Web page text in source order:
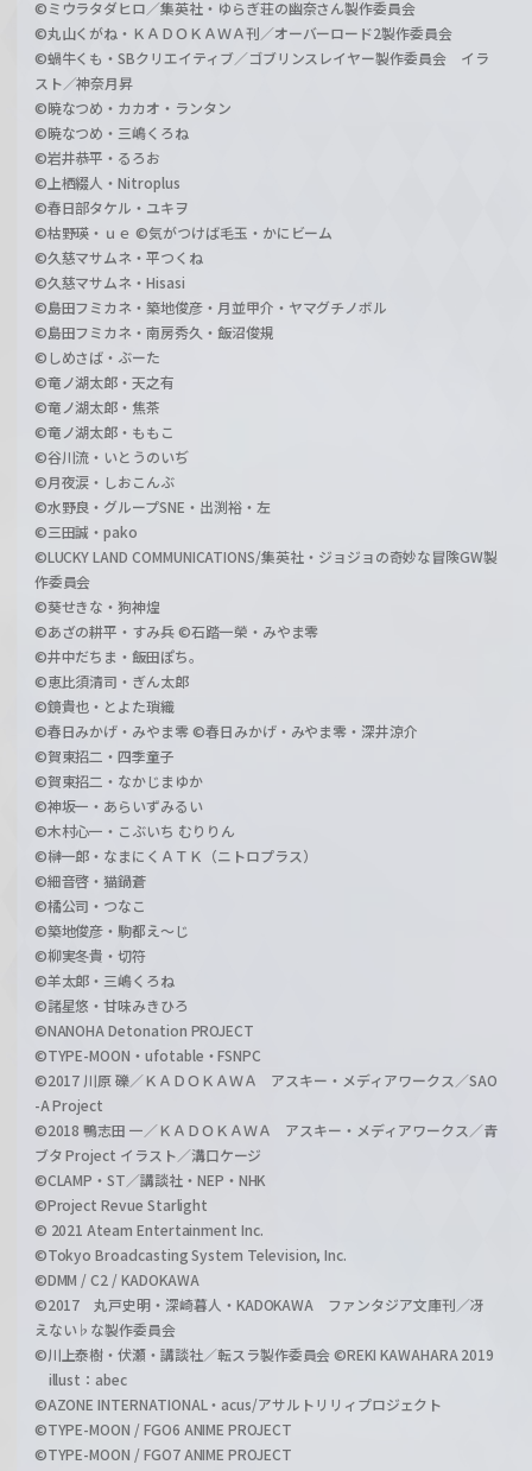
©ミウラタダヒロ／集英社・ゆらぎ荘の幽奈さん製作委員会
©丸山くがね・ＫＡＤＯＫＡＷＡ刊／オーバーロード2製作委員会
©蝸牛くも・SBクリエイティブ／ゴブリンスレイヤー製作委員会 イラ
スト／神奈月昇
©暁なつめ・カカオ・ランタン
©暁なつめ・三嶋くろね
©岩井恭平・るろお
©上栖綴人・Nitroplus
©春日部タケル・ユキヲ
©枯野瑛・ｕｅ ©気がつけば毛玉・かにビーム
©久慈マサムネ・平つくね
©久慈マサムネ・Hisasi
©島田フミカネ・築地俊彦・月並甲介・ヤマグチノボル
©島田フミカネ・南房秀久・飯沼俊規
©しめさば・ぶーた
©竜ノ湖太郎・天之有
©竜ノ湖太郎・焦茶
©竜ノ湖太郎・ももこ
©谷川流・いとうのいぢ
©月夜涙・しおこんぶ
©水野良・グループSNE・出渕裕・左
©三田誠・pako
©LUCKY LAND COMMUNICATIONS/集英社・ジョジョの奇妙な冒険GW製
作委員会
©葵せきな・狗神煌
©あざの耕平・すみ兵 ©石踏一榮・みやま零
©井中だちま・飯田ぽち。
©恵比須清司・ぎん太郎
©鏡貴也・とよた瑣織
©春日みかげ・みやま零 ©春日みかげ・みやま零・深井涼介
©賀東招二・四季童子
©賀東招二・なかじまゆか
©神坂一・あらいずみるい
©木村心一・こぶいち むりりん
©榊一郎・なまにくＡＴＫ（ニトロプラス）
©細音啓・猫鍋蒼
©橘公司・つなこ
©築地俊彦・駒都え～じ
©柳実冬貴・切符
©羊太郎・三嶋くろね
©諸星悠・甘味みきひろ
©NANOHA Detonation PROJECT
©TYPE-MOON・ufotable・FSNPC
©2017 川原 礫／ＫＡＤＯＫＡＷＡ アスキー・メディアワークス／SAO
-A Project
©2018 鴨志田 一／ＫＡＤＯＫＡＷＡ アスキー・メディアワークス／青
ブタ Project イラスト／溝口ケージ
©CLAMP・ST／講談社・NEP・NHK
©Project Revue Starlight
© 2021 Ateam Entertainment Inc.
©Tokyo Broadcasting System Television, Inc.
©DMM / C2 / KADOKAWA
©2017 丸戸史明・深崎暮人・KADOKAWA ファンタジア文庫刊／冴
えない♭な製作委員会
©川上泰樹・伏瀬・講談社／転スラ製作委員会 ©REKI KAWAHARA 2019
illust：abec
©AZONE INTERNATIONAL・acus/アサルトリリィプロジェクト
©TYPE-MOON / FGO6 ANIME PROJECT
©TYPE-MOON / FGO7 ANIME PROJECT